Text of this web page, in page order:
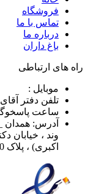
فروشگاه
تماس با ما
درباره ما
باغ داران
راه های ارتباطی
موبایل :
تلفن دفتر
ساعت پاسخوگویی دفتر:
آدرس: همدان
وند ، خیابان
اکبری) ، پلاک 0 ، طبقه همکف